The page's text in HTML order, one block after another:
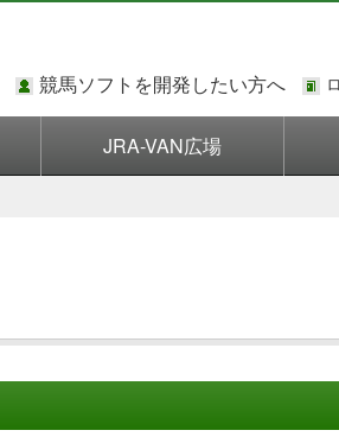
競馬ソフトを開発したい方へ
JRA-VAN広場